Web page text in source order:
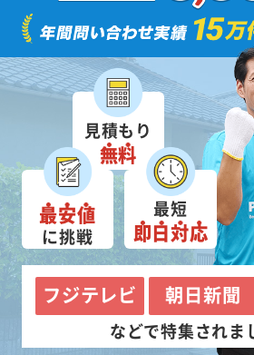
見積もり
無料
最安値
に挑戦
最短
即日対応
フジテレビ 朝日新聞
などで特集されま